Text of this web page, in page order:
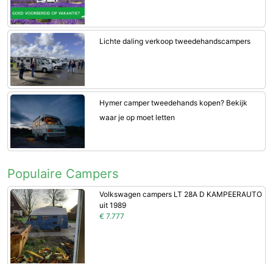
Lichte daling verkoop tweedehandscampers
Hymer camper tweedehands kopen? Bekijk
waar je op moet letten
Populaire Campers
Volkswagen campers LT 28A D KAMPEERAUTO
uit 1989
€ 7.777